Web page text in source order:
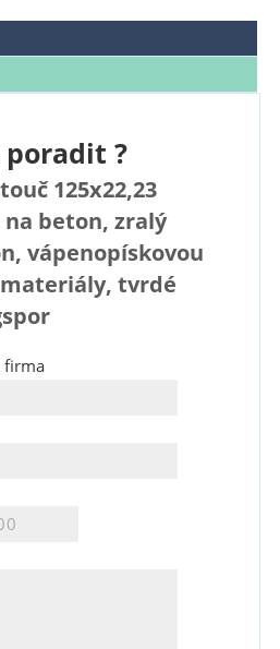
?
125x22,23
na beton, zralý
vápenopískovou
tvrdé
firma